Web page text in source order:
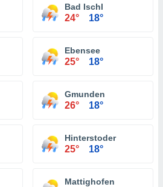
Bad Ischl
24° 18°
Ebensee
25° 18°
Gmunden
26° 18°
Hinterstoder
25° 18°
Mattighofen